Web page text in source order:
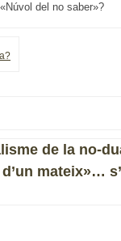
del no saber»?
de la no-
mateix»…